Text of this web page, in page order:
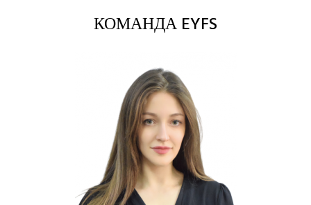
КОМАНДА EYFS